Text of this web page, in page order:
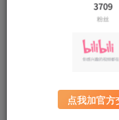
作为一名从红白机
玩家，站长也算是
的超级玛丽、松鼠
现了越来越多的大
点我加官方